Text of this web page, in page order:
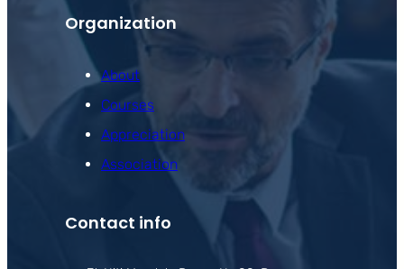
Organization
About
Courses
Appreciation
Association
Contact info